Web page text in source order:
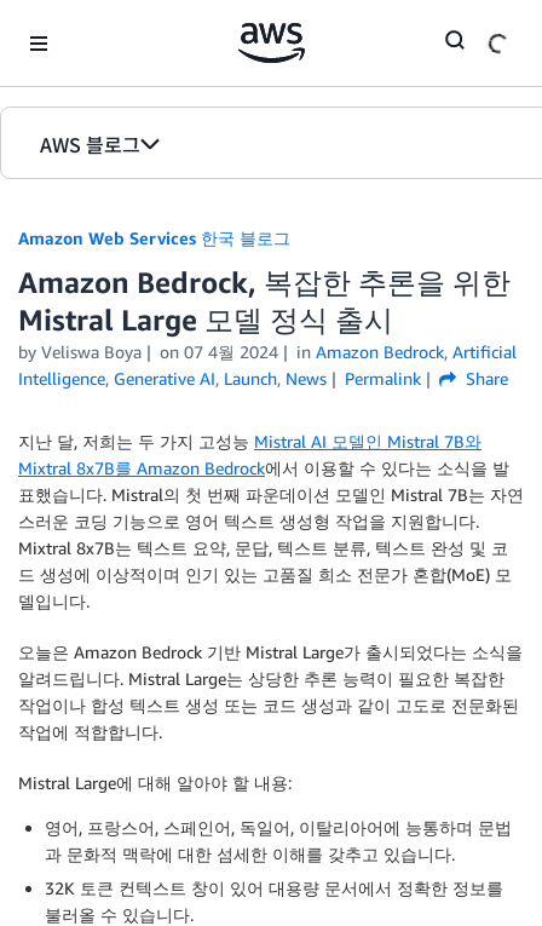
AWS 블로그
홈
에디션
Amazon Web Services 한국 블로그
Amazon Bedrock, 복잡한 추론을 위한
Mistral Large 모델 정식 출시
by Veliswa Boya on 07 4월 2024 in Amazon Bedrock, Artificial
Intelligence, Generative AI, Launch, News Permalink Share
지난 달, 저희는 두 가지 고성능 Mistral AI 모델인 Mistral 7B와
Mixtral 8x7B를 Amazon Bedrock에서 이용할 수 있다는 소식을 발
표했습니다. Mistral의 첫 번째 파운데이션 모델인 Mistral 7B는 자연
스러운 코딩 기능으로 영어 텍스트 생성형 작업을 지원합니다.
Mixtral 8x7B는 텍스트 요약, 문답, 텍스트 분류, 텍스트 완성 및 코
드 생성에 이상적이며 인기 있는 고품질 희소 전문가 혼합(MoE) 모
델입니다.
오늘은 Amazon Bedrock 기반 Mistral Large가 출시되었다는 소식을
알려드립니다. Mistral Large는 상당한 추론 능력이 필요한 복잡한
작업이나 합성 텍스트 생성 또는 코드 생성과 같이 고도로 전문화된
작업에 적합합니다.
Mistral Large에 대해 알아야 할 내용:
영어, 프랑스어, 스페인어, 독일어, 이탈리아어에 능통하며 문법
과 문화적 맥락에 대한 섬세한 이해를 갖추고 있습니다.
32K 토큰 컨텍스트 창이 있어 대용량 문서에서 정확한 정보를
불러올 수 있습니다.